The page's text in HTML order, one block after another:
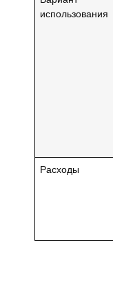
использования
Расходы